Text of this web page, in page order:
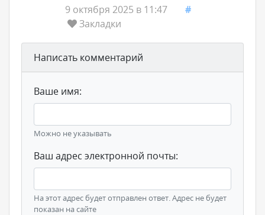
9 октября 2025 в 11:47
#
Закладки
Написать комментарий
Ваше имя:
Можно не указывать
Ваш адрес электронной почты:
На этот адрес будет отправлен ответ. Адрес не будет
показан на сайте